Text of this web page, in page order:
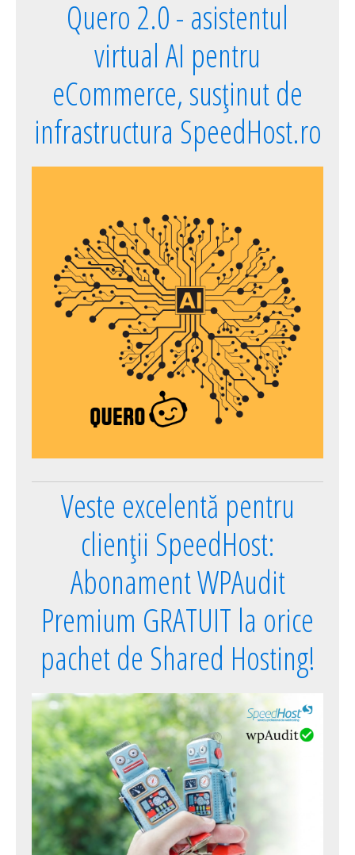
Quero 2.0 - asistentul
virtual AI pentru
eCommerce, susținut de
infrastructura SpeedHost.ro
Veste excelentă pentru
clienții SpeedHost:
Abonament WPAudit
Premium GRATUIT la orice
pachet de Shared Hosting!